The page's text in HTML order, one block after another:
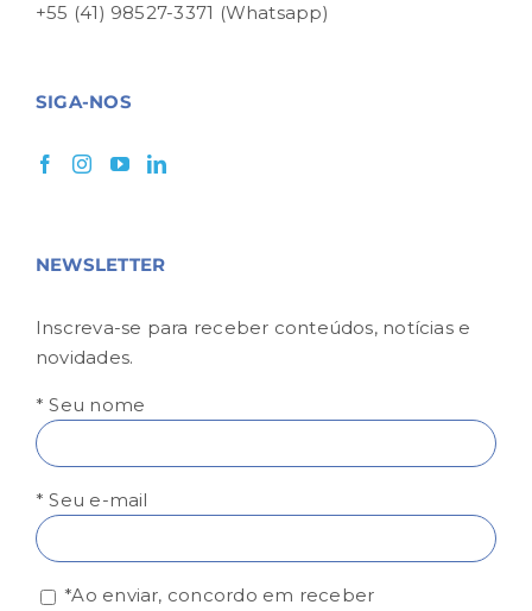
+55 (41) 98527-3371 (Whatsapp)
SIGA-NOS
NEWSLETTER
Inscreva-se para receber conteúdos, notícias e
novidades.
* Seu nome
* Seu e-mail
*Ao enviar, concordo em receber